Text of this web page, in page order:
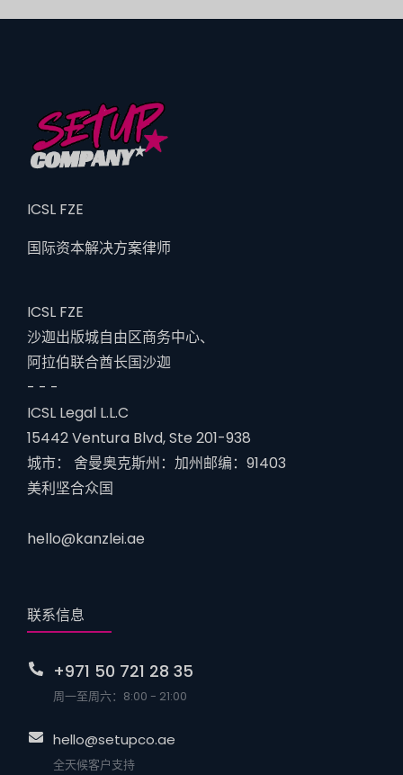
ICSL FZE
国际资本解决方案律师
ICSL FZE
沙迦出版城自由区商务中心、
阿拉伯联合酋长国沙迦
- - -
ICSL Legal L.L.C
15442 Ventura Blvd, Ste 201-938
城市： 舍曼奥克斯州：加州邮编：91403
美利坚合众国
hello@kanzlei.ae
联系信息
+971 50 721 28 35
周一至周六：8:00 - 21:00
hello@setupco.ae
全天候客户支持